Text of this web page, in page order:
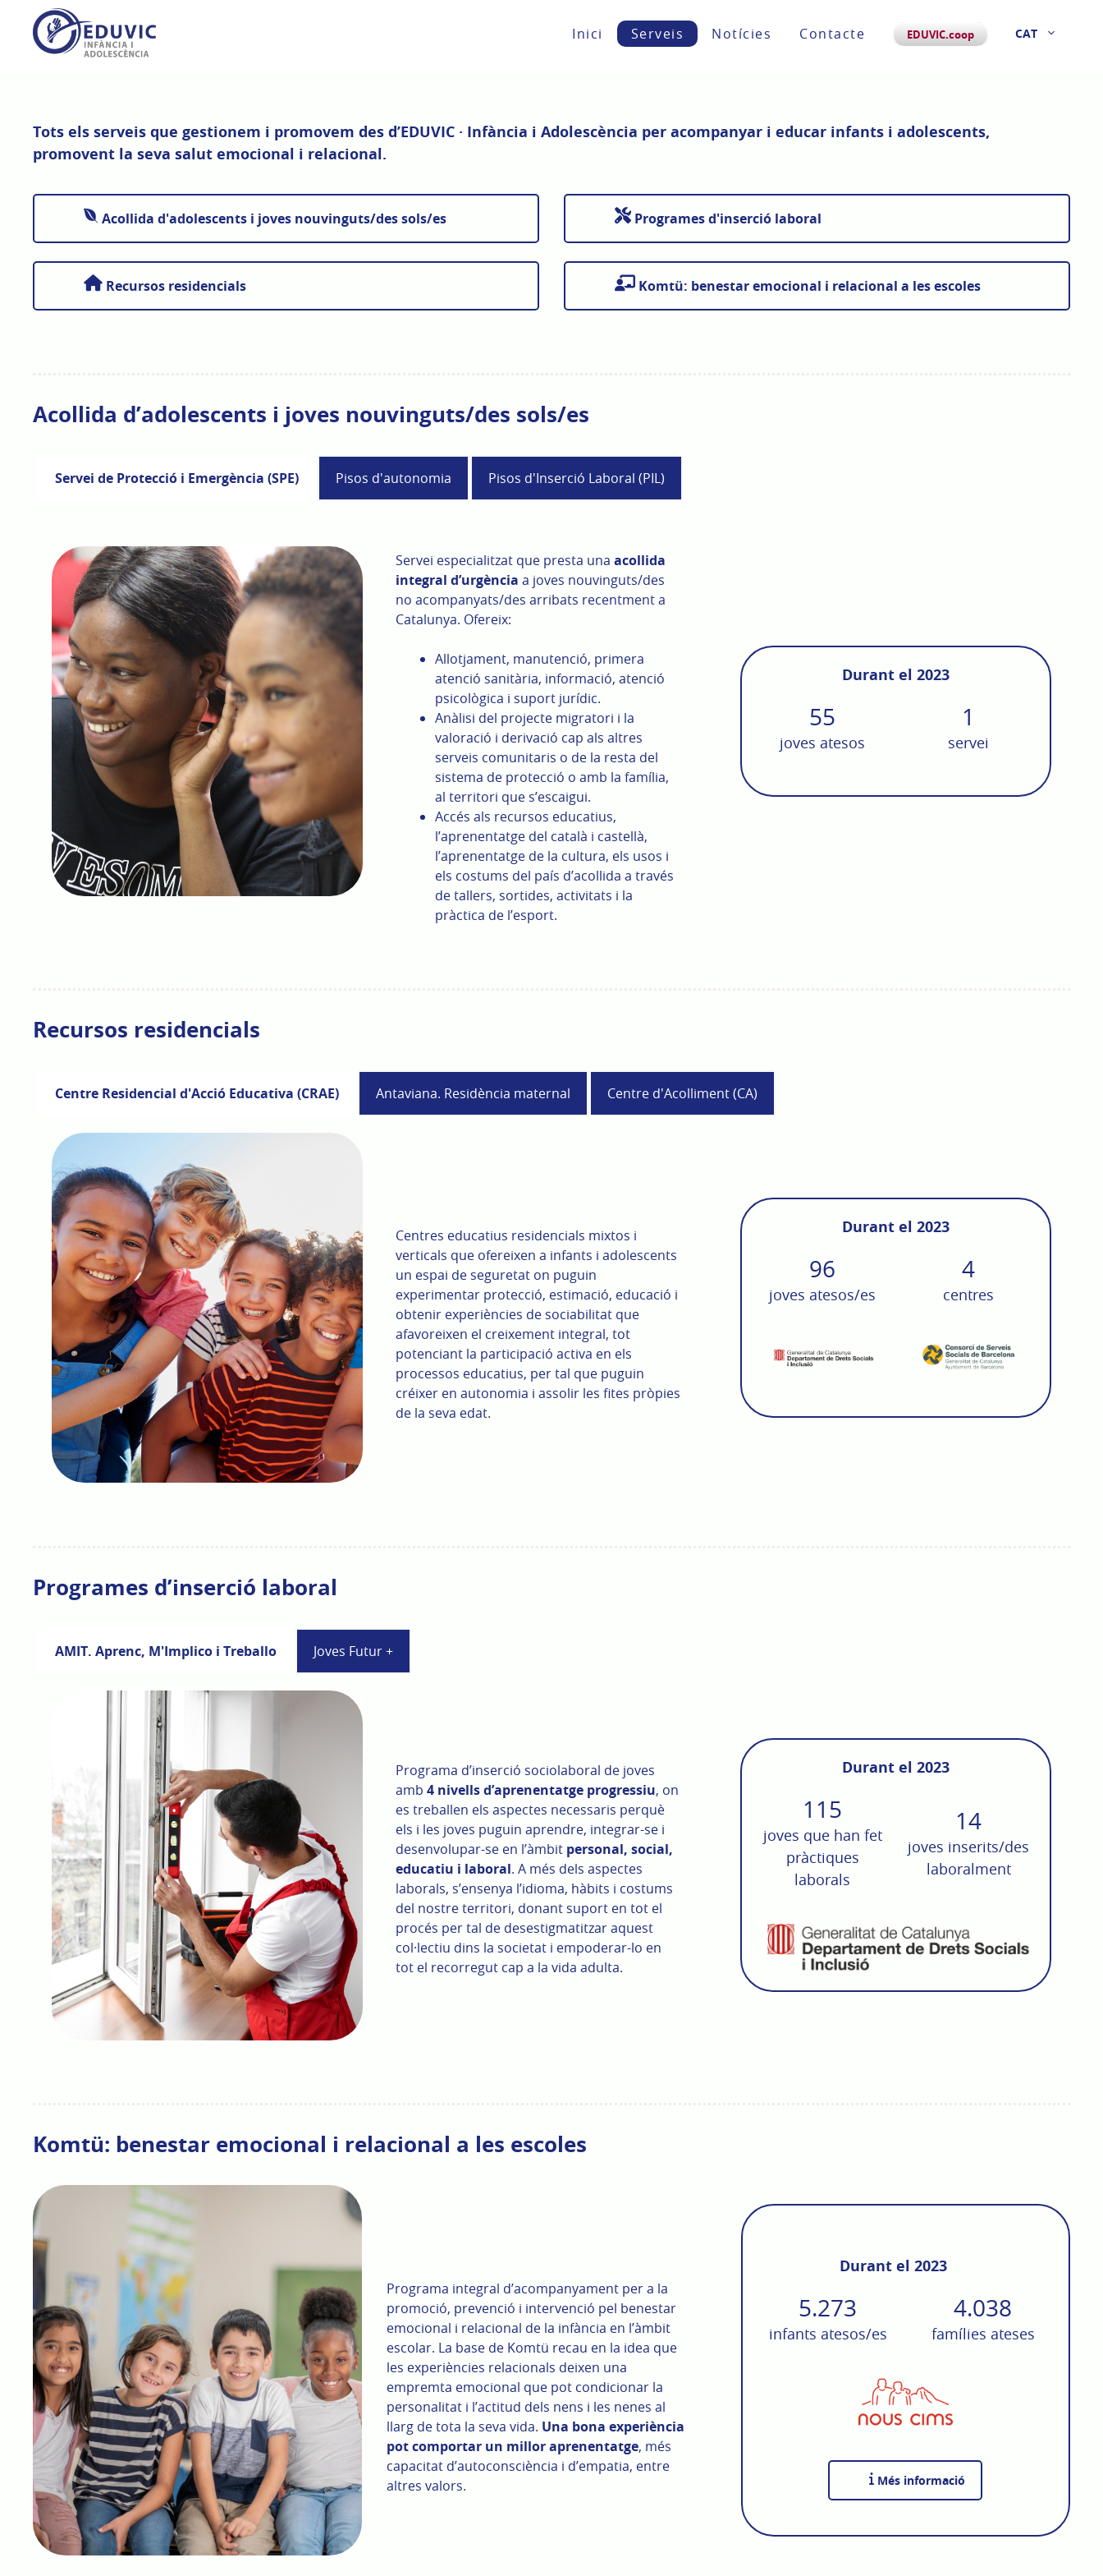
contingut
Inici Serveis Notícies Contacte EDUVIC.coop CAT
Tots els serveis que gestionem i promovem des d’EDUVIC · Infància i Adolescència per acompanyar i educar infants i adolescents,
promovent la seva salut emocional i relacional.
Acollida d'adolescents i joves nouvinguts/des sols/es
Recursos residencials
Programes d'inserció laboral
Komtü: benestar emocional i relacional a les escoles
Acollida d’adolescents i joves nouvinguts/des sols/es
Servei de Protecció i Emergència (SPE) Pisos d'autonomia Pisos d'Inserció Laboral (PIL)
Servei especialitzat que presta unaacollida
integral d’urgència a joves nouvinguts/des
no acompanyats/des arribats recentment a
Catalunya. Ofereix:
Allotjament, manutenció, primera
atenció sanitària, informació, atenció
psicològica i suport jurídic.
Anàlisi del projecte migratori i la
valoració i derivació cap als altres
serveis comunitaris o de la resta del
sistema de protecció o amb la família,
al territori que s’escaigui.
Accés als recursos educatius,
l’aprenentatge del català i castellà,
l’aprenentatge de la cultura, els usos i
els costums del país d’acollida a través
de tallers, sortides, activitats i la
pràctica de l’esport.
Durant el 2023
55
joves atesos
1
servei
Recursos residencials
Centre Residencial d'Acció Educativa (CRAE) Antaviana. Residència maternal Centre d'Acolliment (CA)
Centres educatius residencials mixtos i
verticals que ofereixen a infants i adolescents
un espai de seguretat on puguin
experimentar protecció, estimació, educació i
obtenir experiències de sociabilitat que
afavoreixen el creixement integral, tot
potenciant la participació activa en els
processos educatius, per tal que puguin
créixer en autonomia i assolir les fites pròpies
de la seva edat.
Durant el 2023
96
joves atesos/es
4
centres
Programes d’inserció laboral
AMIT. Aprenc, M'Implico i Treballo Joves Futur +
Programa d’inserció sociolaboral de joves
amb4 nivells d’aprenentatge progressiu, on
es treballen els aspectes necessaris perquè
els i les joves puguin aprendre, integrar-se i
desenvolupar-se en l’àmbit personal, social,
educatiu i laboral. A més dels aspectes
laborals, s’ensenya l’idioma, hàbits i costums
del nostre territori, donant suport en tot el
procés per tal de desestigmatitzar aquest
col·lectiu dins la societat i empoderar-lo en
tot el recorregut cap a la vida adulta.
Durant el 2023
115
joves que han fet
pràctiques
laborals
14
joves inserits/des
laboralment
Komtü: benestar emocional i relacional a les escoles
Programa integral d’acompanyament per a la
promoció, prevenció i intervenció pel benestar
emocional i relacional de la infància en l’àmbit
escolar. La base de Komtü recau en la idea que
les experiències relacionals deixen una
empremta emocional que pot condicionar la
personalitat i l’actitud dels nens i les nenes al
llarg de tota la seva vida. Una bona experiència
pot comportar un millor aprenentatge, més
capacitat d’autoconsciència i d’empatia, entre
altres valors.
Durant el 2023
5.273
infants atesos/es
4.038
famílies ateses
Més informació